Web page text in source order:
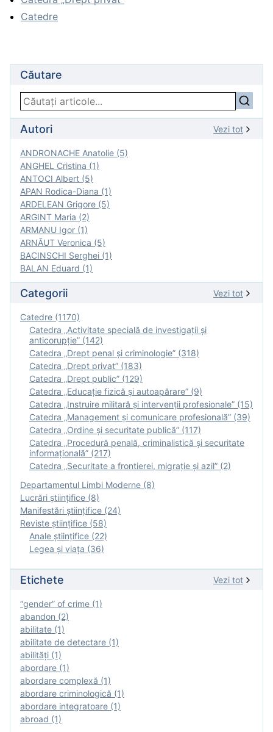
Catedre
Căutare
Autori Vezi tot
ANDRONACHE Anatolie (5)
ANGHEL Cristina (1)
ANTOCI Albert (5)
APAN Rodica-Diana (1)
ARDELEAN Grigore (5)
ARGINT Maria (2)
ARMANU Igor (1)
ARNĂUT Veronica (5)
BACINSCHI Serghei (1)
BALAN Eduard (1)
Categorii Vezi tot
Catedre (1170)
Catedra „Activitate specială de investigaţii şi
anticorupție” (142)
Catedra „Drept penal și criminologie” (318)
Catedra „Drept privat” (183)
Catedra „Drept public” (129)
Catedra „Educație fizică şi autoapărare” (9)
Catedra „Instruire militară şi intervenţii profesionale” (15)
Catedra „Management și comunicare profesională” (39)
Catedra „Ordine și securitate publică” (117)
Catedra „Procedură penală, criminalistică și securitate
informațională” (217)
Catedra „Securitate a frontierei, migrație și azil” (2)
Departamentul Limbi Moderne (8)
Lucrări științifice (8)
Manifestări ştiinţifice (24)
Reviste ştiinţifice (58)
Anale ştiinţifice (22)
Legea şi viaţa (36)
Etichete Vezi tot
“gender” of crime (1)
abandon (2)
abilitate (1)
abilitate de detectare (1)
abilităţi (1)
abordare (1)
abordare complexă (1)
abordare criminologică (1)
abordare integratoare (1)
abroad (1)